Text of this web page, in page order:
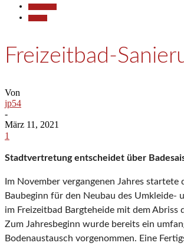
Freizeitbad-
Von
jp54
-
März 11, 2021
1
Stadtvertretung entscheidet über
Im November vergangenen Jahres startete
Baubeginn für den Neubau des Umkleide-
im Freizeitbad Bargteheide mit dem Abriss
Zum Jahresbeginn wurde bereits ein
Bodenaustausch vorgenommen. Eine